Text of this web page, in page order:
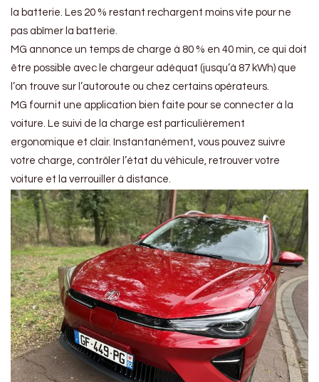
la batterie. Les 20 % restant rechargent moins vite pour ne
pas abîmer la batterie.
MG annonce un temps de charge à 80 % en 40 min, ce qui doit
être possible avec le chargeur adéquat (jusqu’à 87 kWh) que
l’on trouve sur l’autoroute ou chez certains opérateurs.
MG fournit une application bien faite pour se connecter à la
voiture. Le suivi de la charge est particulièrement
ergonomique et clair. Instantanément, vous pouvez suivre
votre charge, contrôler l’état du véhicule, retrouver votre
voiture et la verrouiller à distance.